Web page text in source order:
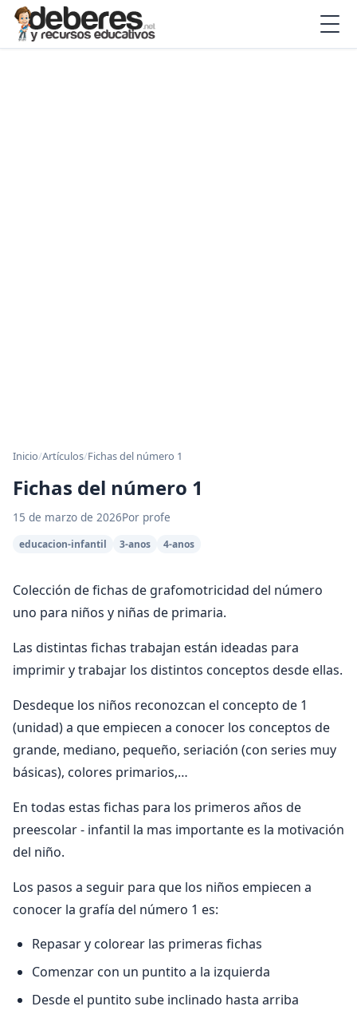
Inicio/Artículos/Fichas del número 1
Fichas del número 1
15 de marzo de 2026Por profe
educacion-infantil 3-anos 4-anos
Colección de fichas de grafomotricidad del número
uno para niños y niñas de primaria.
Las distintas fichas trabajan están ideadas para
imprimir y trabajar los distintos conceptos desde ellas.
Desdeque los niños reconozcan el concepto de 1
(unidad) a que empiecen a conocer los conceptos de
grande, mediano, pequeño, seriación (con series muy
básicas), colores primarios,…
En todas estas fichas para los primeros años de
preescolar - infantil la mas importante es la motivación
del niño.
Los pasos a seguir para que los niños empiecen a
conocer la grafía del número 1 es:
Repasar y colorear las primeras fichas
Comenzar con un puntito a la izquierda
Desde el puntito sube inclinado hasta arriba